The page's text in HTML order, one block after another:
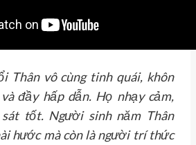
Thân vô cùng tinh quái, khôn
đầy hấp dẫn. Họ nhạy cảm,
tốt. Người sinh năm Thân
hước mà còn là người trí thức